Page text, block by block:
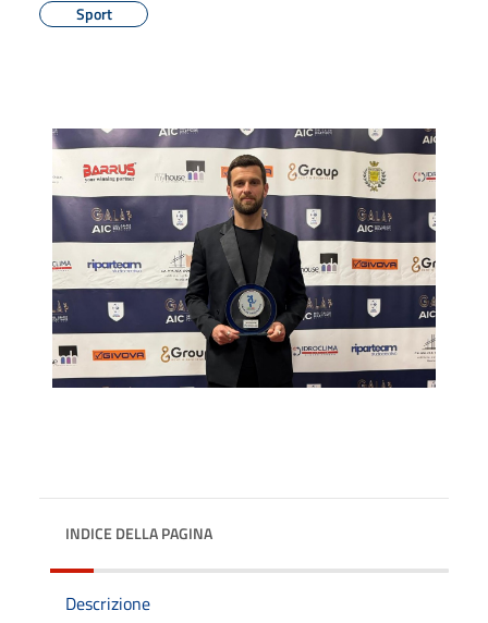
Sport
INDICE DELLA PAGINA
Descrizione